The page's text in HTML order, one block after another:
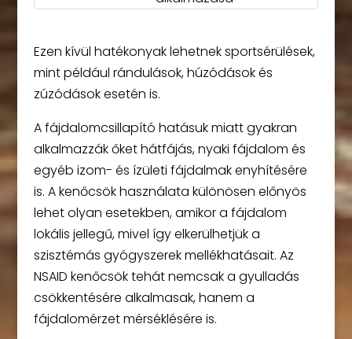
Ezen kívül hatékonyak lehetnek sportsérülések,
mint például rándulások, húzódások és
zúzódások esetén is.
A fájdalomcsillapító hatásuk miatt gyakran
alkalmazzák őket hátfájás, nyaki fájdalom és
egyéb izom- és ízületi fájdalmak enyhítésére
is. A kenőcsök használata különösen előnyös
lehet olyan esetekben, amikor a fájdalom
lokális jellegű, mivel így elkerülhetjük a
szisztémás gyógyszerek mellékhatásait. Az
NSAID kenőcsök tehát nemcsak a gyulladás
csökkentésére alkalmasak, hanem a
fájdalomérzet mérséklésére is.